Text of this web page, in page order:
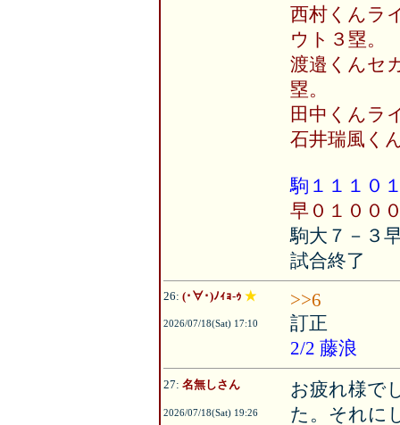
西村くんラ
ウト３塁。
渡邉くんセ
塁。
田中くんラ
石井瑞風く
駒１１１０
早０１００
駒大７－３
試合終了
26: (･∀･)ﾉｨｮ-ｩ ★
2026/07/18(Sat) 17:10
>>6
訂正
2/2 藤浪
27: 名無しさん
2026/07/18(Sat) 19:26
お疲れ様で
た。それに